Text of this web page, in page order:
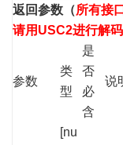
返回参数 （所有接
请用USC2进行解码
参数
类
型
是
否
必
含
说
[nu